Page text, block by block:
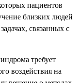
пациентов
близких людей
связанных с
требует
воздействия на